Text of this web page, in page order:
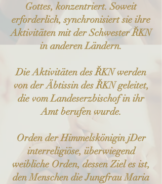
Gottes, konzentriert. Soweit
erforderlich, synchronisiert sie ihre
Aktivitäten mit der Schwester ŘKN
in anderen Ländern.
Die Aktivitäten des ŘKN werden
von der Äbtissin des ŘKN geleitet,
die vom Landeserzbischof in ihr
Amt berufen wurde.
Orden der Himmelskönigin jDer
interreligiöse, überwiegend
weibliche Orden, dessen Ziel es ist,
den Menschen die Jungfrau Maria